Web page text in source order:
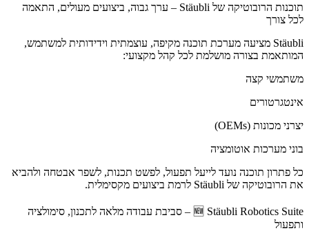
תוכנות הרובוטיקה של Stäubli – ערך גבוה, ביצועים מעולים, התאמה
לכל צורך
Stäubli מציעה מערכת תוכנה מקיפה, עוצמתית וידידותית למשתמש,
המותאמת בצורה מושלמת לכל קהל מקצועי:
משתמשי קצה
אינטגרטורים
יצרני מכונות (OEMs)
בוני מערכות אוטומציה
כל פתרון תוכנה נועד לייעל תפעול, לפשט תכנות, לשפר אבטחה ולהביא
את הרובוטיקה של Stäubli לרמת ביצועים מקסימלית.
🆕 Stäubli Robotics Suite – סביבת עבודה מלאה לתכנון, סימולציה
ותפעול